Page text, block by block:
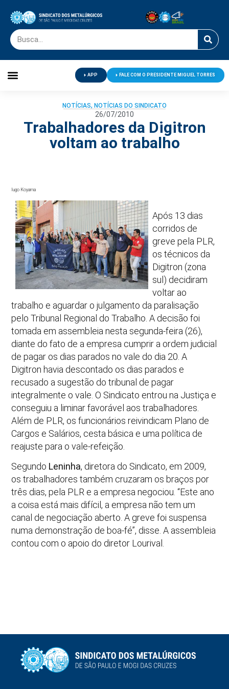
APP FALE COM O PRESIDENTE MIGUEL TORRES
NOTÍCIAS, NOTÍCIAS DO SINDICATO
26/07/2010
Trabalhadores da Digitron
voltam ao trabalho
Iugo Koyama
Após 13 dias
corridos de
greve pela PLR,
os técnicos da
Digitron (zona
sul) decidiram
voltar ao
trabalho e aguardar o julgamento da paralisação
pelo Tribunal Regional do Trabalho. A decisão foi
tomada em assembleia nesta segunda-feira (26),
diante do fato de a empresa cumprir a ordem judicial
de pagar os dias parados no vale do dia 20. A
Digitron havia descontado os dias parados e
recusado a sugestão do tribunal de pagar
integralmente o vale. O Sindicato entrou na Justiça e
conseguiu a liminar favorável aos trabalhadores.
Além de PLR, os funcionários reivindicam Plano de
Cargos e Salários, cesta básica e uma política de
reajuste para o vale-refeição.
Segundo Leninha, diretora do Sindicato, em 2009,
os trabalhadores também cruzaram os braços por
três dias, pela PLR e a empresa negociou. “Este ano
a coisa está mais difícil, a empresa não tem um
canal de negociação aberto. A greve foi suspensa
numa demonstração de boa-fé”, disse. A assembleia
contou com o apoio do diretor Lourival.